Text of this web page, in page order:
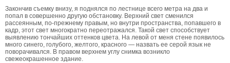
Закончив съемку внизу, я поднялся по лестнице всего метра на два и
попал в совершенно другую обстановку. Верхний свет сменился
рассеянным, по-прежнему правым, но внутри пространства, попавшего в
кадр, этот свет многократно переотражался. Такой свет способствует
выявлению тончайших оттенков цвета. На левой от меня стене появилось
много синего, голубого, желтого, красного — назвать ее серой язык не
поворачивался. В правом верхнем углу снимка возникло
свежеокрашенное здание.